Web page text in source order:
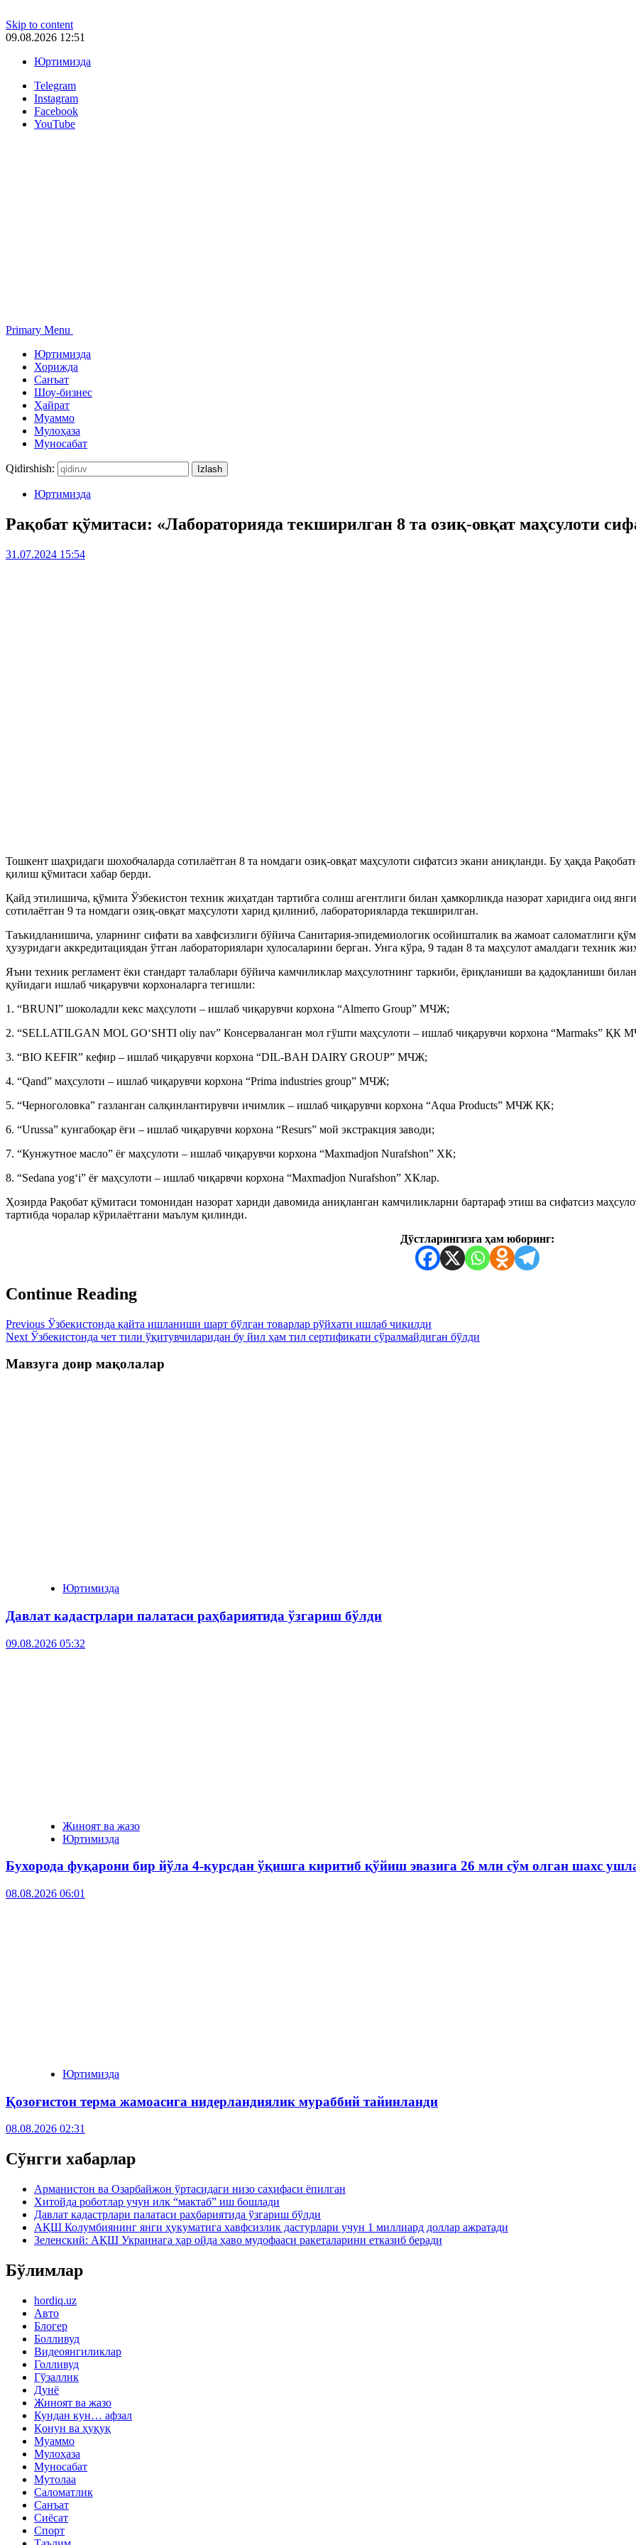
Skip to content
09.08.2026 12:51
Юртимизда
Telegram
Instagram
Facebook
YouTube
Primary Menu
Юртимизда
Хорижда
Санъат
Шоу-бизнес
Ҳайрат
Муаммо
Мулоҳаза
Муносабат
Qidirshish:
Юртимизда
Рақобат қўмитаси: «Лабораторияда текширилган 8 та озиқ-овқат маҳсулоти
31.07.2024 15:54
Тошкент шаҳридаги шохобчаларда сотилаётган 8 та номдаги озиқ-овқат маҳсулоти сифатсиз экани аниқланди. Бу ҳақда
қилиш қўмитаси хабар берди.
Қайд этилишича, қўмита Ўзбекистон техник жиҳатдан тартибга солиш агентлиги билан ҳамкорликда назорат харидига оид
сотилаётган 9 та номдаги озиқ-овқат маҳсулоти харид қилиниб, лабораторияларда текширилган.
Таъкидланишича, уларнинг сифати ва хавфсизлиги бўйича Санитария-эпидемиологик осойишталик ва жамоат саломатлиги
ҳузуридаги аккредитациядан ўтган лабораториялари хулосаларини берган. Унга кўра, 9 тадан 8 та маҳсулот амалдаги техник
Яъни техник регламент ёки стандарт талаблари бўйича камчиликлар маҳсулотнинг таркиби, ёриқланиши ва қадоқланиши
қуйидаги ишлаб чиқарувчи корхоналарга тегишли:
1. “BRUNI” шоколадли кекс маҳсулоти – ишлаб чиқарувчи корхона “Almerro Group” МЧЖ;
2. “SELLATILGAN MOL GO‘SHTI oliy nav” Консерваланган мол гўшти маҳсулоти – ишлаб чиқарувчи корхона “Marmaks” ҚК
3. “BIO KEFIR” кефир – ишлаб чиқарувчи корхона “DIL-BAH DAIRY GROUP” МЧЖ;
4. “Qand” маҳсулоти – ишлаб чиқарувчи корхона “Prima industries group” МЧЖ;
5. “Черноголовка” газланган салқинлантирувчи ичимлик – ишлаб чиқарувчи корхона “Aqua Products” МЧЖ ҚК;
6. “Urussa” кунгабоқар ёғи – ишлаб чиқарувчи корхона “Resurs” мой экстракция заводи;
7. “Кунжутное масло” ёғ маҳсулоти – ишлаб чиқарувчи корхона “Maxmadjon Nurafshon” ХК;
8. “Sedana yog‘i” ёғ маҳсулоти – ишлаб чиқарвчи корхона “Maxmadjon Nurafshon” ХКлар.
Ҳозирда Рақобат қўмитаси томонидан назорат хариди давомида аниқланган камчиликларни бартараф этиш ва сифатсиз
тартибда чоралар кўрилаётгани маълум қилинди.
Дўстларингизга ҳам юборинг:
Continue Reading
Previous Ўзбекистонда қайта ишланиши шарт бўлган товарлар рўйхати ишлаб чиқилди
Next Ўзбекистонда чет тили ўқитувчиларидан бу йил ҳам тил сертификати сўралмайдиган бўлди
Мавзуга доир мақолалар
Юртимизда
Давлат кадастрлари палатаси раҳбариятида ўзгариш бўлди
09.08.2026 05:32
Жиноят ва жазо
Юртимизда
Бухорода фуқарони бир йўла 4-курсдан ўқишга киритиб қўйиш эвазига 26 млн сўм олган шахс
08.08.2026 06:01
Юртимизда
Қозоғистон терма жамоасига нидерландиялик мураббий тайинланди
08.08.2026 02:31
Сўнгги хабарлар
Арманистон ва Озарбайжон ўртасидаги низо саҳифаси ёпилган
Хитойда роботлар учун илк “мактаб” иш бошлади
Давлат кадастрлари палатаси раҳбариятида ўзгариш бўлди
АҚШ Колумбиянинг янги ҳукуматига хавфсизлик дастурлари учун 1 миллиард доллар ажратади
Зеленский: АҚШ Украинага ҳар ойда ҳаво мудофааси ракеталарини етказиб беради
Бўлимлар
hordiq.uz
Авто
Блогер
Болливуд
Видеоянгиликлар
Голливуд
Гўзаллик
Дунё
Жиноят ва жазо
Кундан кун… афзал
Қонун ва ҳуқуқ
Муаммо
Мулоҳаза
Муносабат
Мутолаа
Саломатлик
Санъат
Сиёсат
Спорт